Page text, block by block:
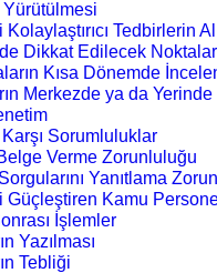
Tedbirlerin
Dikkat Edilecek Noktalar
Kısa Dönemde
Merkezde ya da
Sorumluluklar
Verme Zorunluluğu
Yanıtlama
Güçleştiren Kamu
İşlemler
Yazılması
Tebliği